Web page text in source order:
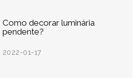
Como decorar luminária
pendente?
2022-01-17